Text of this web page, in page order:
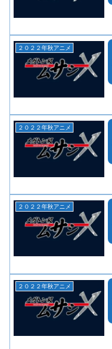
２０２２年秋アニメ
２０２２年秋アニメ
２０２２年秋アニメ
２０２２年秋アニメ